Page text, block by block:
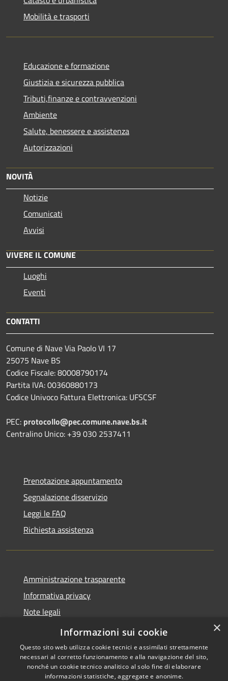
Mobilità e trasporti
Educazione e formazione
Giustizia e sicurezza pubblica
Tributi,finanze e contravvenzioni
Ambiente
Salute, benessere e assistenza
Autorizzazioni
NOVITÀ
Notizie
Comunicati
Avvisi
VIVERE IL COMUNE
Luoghi
Eventi
CONTATTI
Comune di Nave Via Paolo VI 17
25075 Nave BS
Codice Fiscale: 80008790174
Partita IVA: 00360880173
Codice Univoco Fattura Elettronica: UFSCSF
PEC: protocollo@pec.comune.nave.bs.it
Centralino Unico: +39 030 2537411
Prenotazione appuntamento
Segnalazione disservizio
Leggi le FAQ
Richiesta assistenza
Amministrazione trasparente
Informativa privacy
Note legali
Dichiarazione di accessibilità
×
Informazioni sui cookie
Questo sito web utilizza cookie tecnici e assimilati strettamente
necessari al corretto funzionamento e alla navigazione del sito,
nonché un cookie tecnico analitico al solo fine di elaborare
informazioni statistiche, aggregate e anonime.